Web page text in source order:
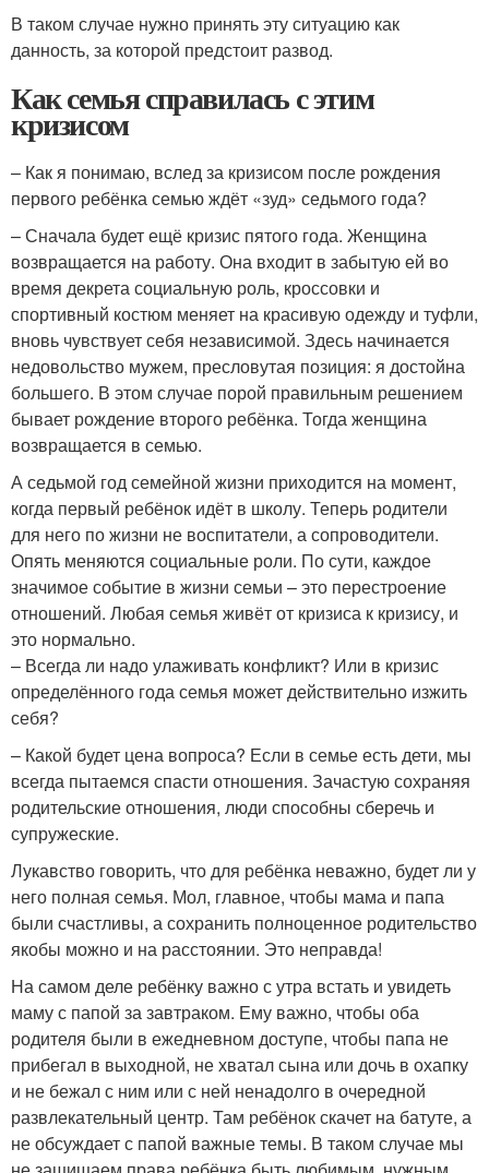
В таком случае нужно принять эту ситуацию как
данность, за которой предстоит развод.
Как семья справилась с этим
кризисом
– Как я понимаю, вслед за кризисом после рождения
первого ребёнка семью ждёт «зуд» седьмого года?
– Сначала будет ещё кризис пятого года. Женщина
возвращается на работу. Она входит в забытую ей во
время декрета социальную роль, кроссовки и
спортивный костюм меняет на красивую одежду и туфли,
вновь чувствует себя независимой. Здесь начинается
недовольство мужем, пресловутая позиция: я достойна
большего. В этом случае порой правильным решением
бывает рождение второго ребёнка. Тогда женщина
возвращается в семью.
А седьмой год семейной жизни приходится на момент,
когда первый ребёнок идёт в школу. Теперь родители
для него по жизни не воспитатели, а сопроводители.
Опять меняются социальные роли. По сути, каждое
значимое событие в жизни семьи – это перестроение
отношений. Любая семья живёт от кризиса к кризису, и
это нормально.
– Всегда ли надо улаживать конфликт? Или в кризис
определённого года семья может действительно изжить
себя?
– Какой будет цена вопроса? Если в семье есть дети, мы
всегда пытаемся спасти отношения. Зачастую сохраняя
родительские отношения, люди способны сберечь и
супружеские.
Лукавство говорить, что для ребёнка неважно, будет ли у
него полная семья. Мол, главное, чтобы мама и папа
были счастливы, а сохранить полноценное родительство
якобы можно и на расстоянии. Это неправда!
На самом деле ребёнку важно с утра встать и увидеть
маму с папой за завтраком. Ему важно, чтобы оба
родителя были в ежедневном доступе, чтобы папа не
прибегал в выходной, не хватал сына или дочь в охапку
и не бежал с ним или с ней ненадолго в очередной
развлекательный центр. Там ребёнок скачет на батуте, а
не обсуждает с папой важные темы. В таком случае мы